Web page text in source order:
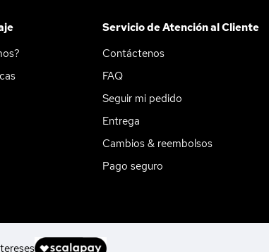
Servicio de Atención al Cliente
Contáctenos
FAQ
Seguir mi pedido
Entrega
Cambios & reembolsos
Pago seguro